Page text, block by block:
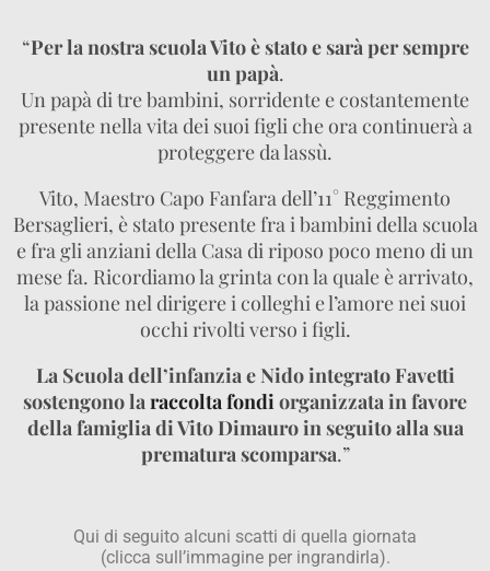
“Per la nostra scuola Vito è stato e sarà per sempre
un papà.
Un papà di tre bambini, sorridente e costantemente
presente nella vita dei suoi figli che ora continuerà a
proteggere da lassù.
Vito, Maestro Capo Fanfara dell’11° Reggimento
Bersaglieri, è stato presente fra i bambini della scuola
e fra gli anziani della Casa di riposo poco meno di un
mese fa. Ricordiamo la grinta con la quale è arrivato,
la passione nel dirigere i colleghi e l’amore nei suoi
occhi rivolti verso i figli.
La Scuola dell’infanzia e Nido integrato Favetti
sostengono laraccolta fondiorganizzata in favore
della famiglia di Vito Dimauro in seguito alla sua
prematura scomparsa.”
Qui di seguito alcuni scatti di quella giornata
(clicca sull’immagine per ingrandirla).